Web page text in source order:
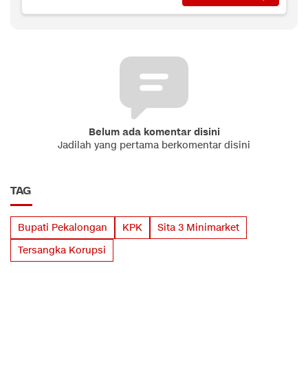
Belum ada komentar disini
Jadilah yang pertama berkomentar disini
TAG
Bupati Pekalongan KPK
Sita 3 Minimarket
Tersangka Korupsi